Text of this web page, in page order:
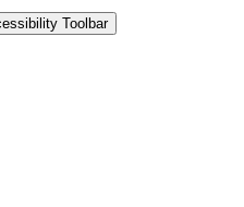
Toolbar